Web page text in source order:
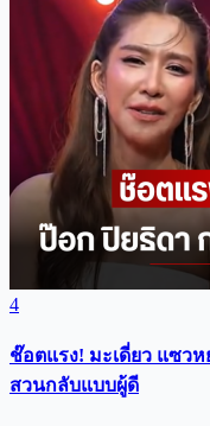
4
ช๊อตแรง! มะเดี่ยว แซว
สวนกลับแบบผู้ดี